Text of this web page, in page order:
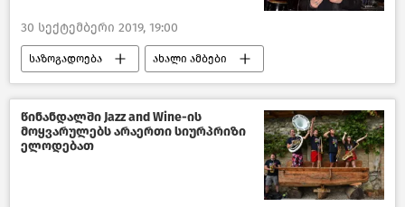
30 სექტემბერი 2019, 19:00
საზოგადოება ახალი ამბები
საქართველო
კულტურა საქართველოში
წინანდალში Jazz and Wine-ის
მოყვარულებს არაერთი სიურპრიზი
ელოდებათ